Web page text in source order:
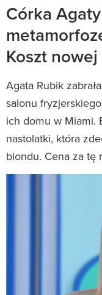
Córka
Koszt
Agata Rubik
salonu
ich domu w Miami.
nastolatki, która
blondu. Cena za tę